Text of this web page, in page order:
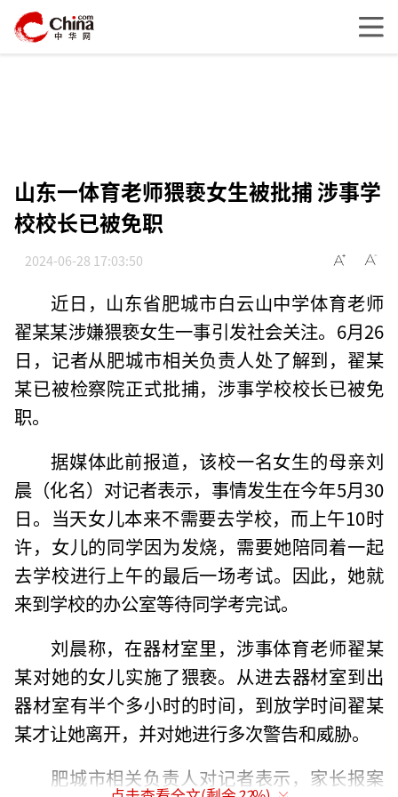
山东一体育老师猥亵女生被批捕 涉事学
校校长已被免职
2024-06-28 17:03:50
近日，山东省肥城市白云山中学体育老师
翟某某涉嫌猥亵女生一事引发社会关注。6月26
日，记者从肥城市相关负责人处了解到，翟某
某已被检察院正式批捕，涉事学校校长已被免
职。
据媒体此前报道，该校一名女生的母亲刘
晨（化名）对记者表示，事情发生在今年5月30
日。当天女儿本来不需要去学校，而上午10时
许，女儿的同学因为发烧，需要她陪同着一起
去学校进行上午的最后一场考试。因此，她就
来到学校的办公室等待同学考完试。
刘晨称，在器材室里，涉事体育老师翟某
某对她的女儿实施了猥亵。从进去器材室到出
器材室有半个多小时的时间，到放学时间翟某
某才让她离开，并对她进行多次警告和威胁。
肥城市相关负责人对记者表示，家长报案